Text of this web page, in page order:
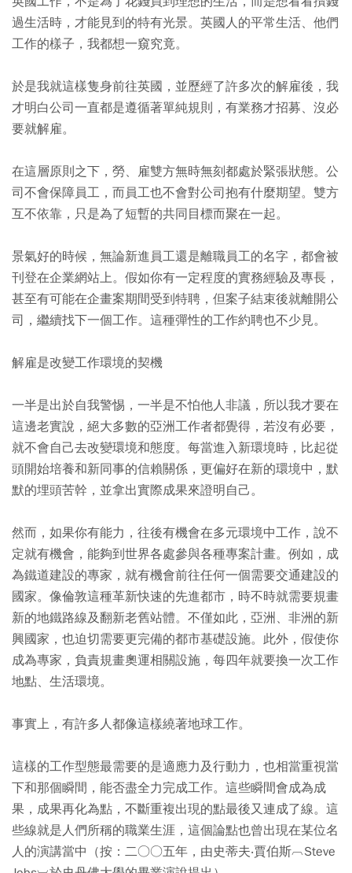
過生活時，才能見到的特有光景。英國人的平常生活、他們
工作的樣子，我都想一窺究竟。
於是我就這樣隻身前往英國，並歷經了許多次的解雇後，我
才明白公司一直都是遵循著單純規則，有業務才招募、沒必
要就解雇。
在這層原則之下，勞、雇雙方無時無刻都處於緊張狀態。公
司不會保障員工，而員工也不會對公司抱有什麼期望。雙方
互不依靠，只是為了短暫的共同目標而聚在一起。
景氣好的時候，無論新進員工還是離職員工的名字，都會被
刊登在企業網站上。假如你有一定程度的實務經驗及專長，
甚至有可能在企畫案期間受到特聘，但案子結束後就離開公
司，繼續找下一個工作。這種彈性的工作約聘也不少見。
解雇是改變工作環境的契機
一半是出於自我警惕，一半是不怕他人非議，所以我才要在
這邊老實說，絕大多數的亞洲工作者都覺得，若沒有必要，
就不會自己去改變環境和態度。每當進入新環境時，比起從
頭開始培養和新同事的信賴關係，更偏好在新的環境中，默
默的埋頭苦幹，並拿出實際成果來證明自己。
然而，如果你有能力，往後有機會在多元環境中工作，說不
定就有機會，能夠到世界各處參與各種專案計畫。例如，成
為鐵道建設的專家，就有機會前往任何一個需要交通建設的
國家。像倫敦這種革新快速的先進都市，時不時就需要規畫
新的地鐵路線及翻新老舊站體。不僅如此，亞洲、非洲的新
興國家，也迫切需要更完備的都市基礎設施。此外，假使你
成為專家，負責規畫奧運相關設施，每四年就要換一次工作
地點、生活環境。
事實上，有許多人都像這樣繞著地球工作。
這樣的工作型態最需要的是適應力及行動力，也相當重視當
下和那個瞬間，能否盡全力完成工作。這些瞬間會成為成
果，成果再化為點，不斷重複出現的點最後又連成了線。這
些線就是人們所稱的職業生涯，這個論點也曾出現在某位名
人的演講當中（按：二○○五年，由史蒂夫‧賈伯斯︹Steve